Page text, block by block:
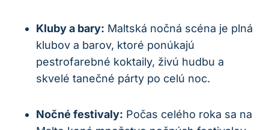
Kluby a bary: Maltská nočná scéna je plná
klubov a barov, ktoré ponúkajú
pestrofarebné koktaily, živú hudbu a
skvelé tanečné párty po celú noc.
Nočné festivaly: Počas celého roka sa na